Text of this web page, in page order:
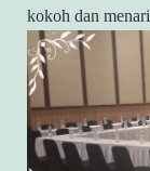
kokoh dan